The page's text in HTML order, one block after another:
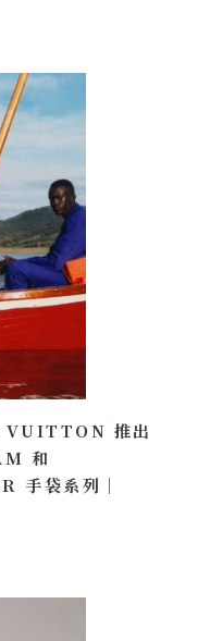
VUITTON 推出
和
手袋系列｜